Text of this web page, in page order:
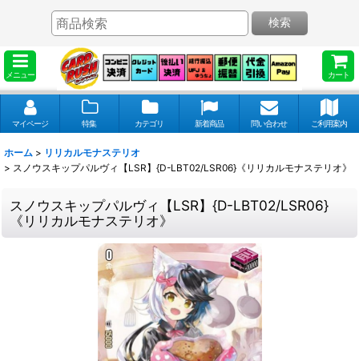
メニュー カート
検索
マイページ 特集 カテゴリ 新着商品 問い合わせ ご利用案内
ホーム > リリカルモナステリオ
> スノウスキップパルヴィ【LSR】{D-LBT02/LSR06}《リリカルモナステリオ》
スノウスキップパルヴィ【LSR】{D-LBT02/LSR06}
《リリカルモナステリオ》